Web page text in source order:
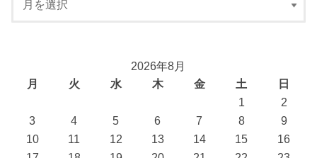
2026年8月
月
火 水 木 金 土
日
1
2
3
4 5 6 7 8
9
10
11 12 13 14 15
16